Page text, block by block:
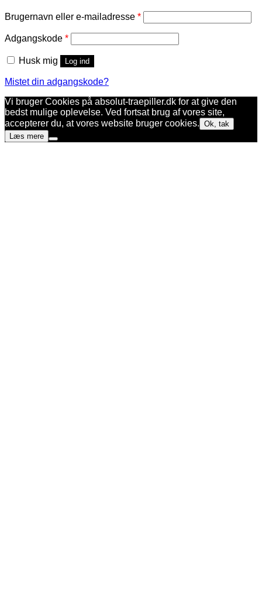
Brugernavn eller e-mailadresse *Påkrævet
Adgangskode *Påkrævet
Husk mig Log ind
Mistet din adgangskode?
Vi bruger Cookies på absolut-traepiller.dk for at give den
bedst mulige oplevelse. Ved fortsat brug af vores site,
accepterer du, at vores website bruger cookies. Ok, tak
Læs mere